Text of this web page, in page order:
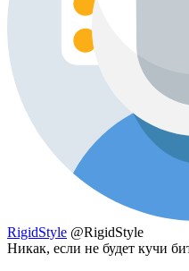
RigidStyle @RigidStyle
Никак, если не будет кучи